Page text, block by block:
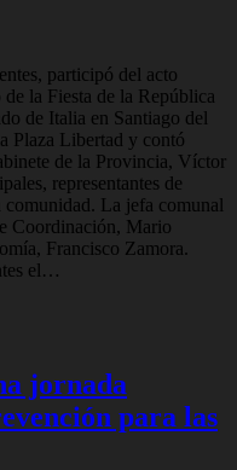
participó del acto
la Fiesta de la República
de Italia en Santiago del
Plaza Libertad y contó
de la Provincia, Víctor
representantes de
La jefa comunal
Coordinación, Mario
Francisco Zamora.
el…
jornada
para las